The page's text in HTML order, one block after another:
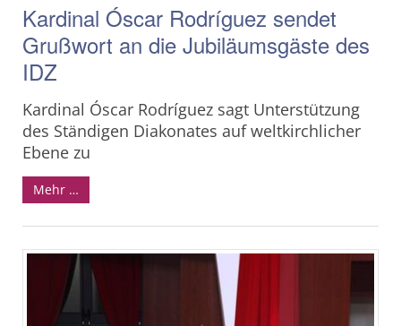
Kardinal Óscar Rodríguez sendet
Grußwort an die Jubiläumsgäste des
IDZ
Kardinal Óscar Rodríguez sagt Unterstützung
des Ständigen Diakonates auf weltkirchlicher
Ebene zu
Mehr …